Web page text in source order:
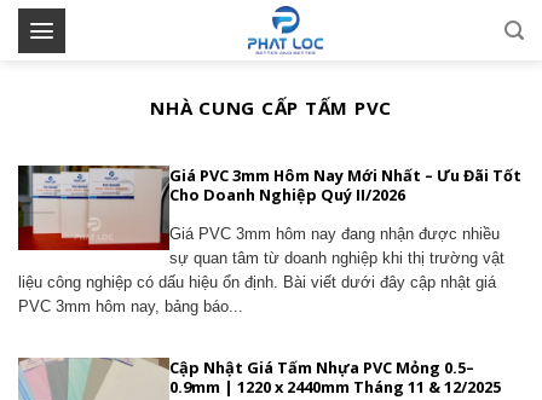
Skip
NHÀ CUNG CẤP TẤM PVC
Giá PVC 3mm Hôm Nay Mới Nhất – Ưu Đãi Tốt
Cho Doanh Nghiệp Quý II/2026
Giá PVC 3mm hôm nay đang nhận được nhiều
sự quan tâm từ doanh nghiệp khi thị trường vật
liệu công nghiệp có dấu hiệu ổn định. Bài viết dưới đây cập nhật giá
PVC 3mm hôm nay, bảng báo...
Cập Nhật Giá Tấm Nhựa PVC Mỏng 0.5–
0.9mm | 1220 x 2440mm Tháng 11 & 12/2025